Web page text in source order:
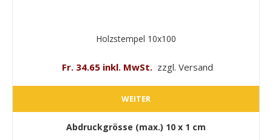
Holzstempel 10x100
Fr. 34.65 inkl. MwSt. zzgl. Versand
WEITER
Abdruckgrösse (max.) 10 x 1 cm